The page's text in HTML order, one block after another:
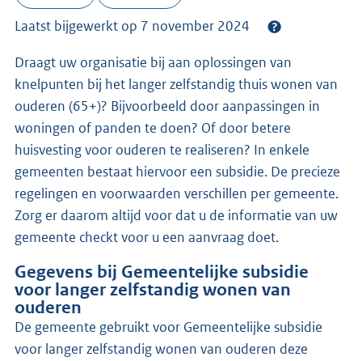
Laatst bijgewerkt op 7 november 2024
Draagt uw organisatie bij aan oplossingen van
knelpunten bij het langer zelfstandig thuis wonen van
ouderen (65+)? Bijvoorbeeld door aanpassingen in
woningen of panden te doen? Of door betere
huisvesting voor ouderen te realiseren? In enkele
gemeenten bestaat hiervoor een subsidie. De precieze
regelingen en voorwaarden verschillen per gemeente.
Zorg er daarom altijd voor dat u de informatie van uw
gemeente checkt voor u een aanvraag doet.
Gegevens bij Gemeentelijke subsidie
voor langer zelfstandig wonen van
ouderen
de gemeente gebruikt voor Gemeentelijke subsidie
voor langer zelfstandig wonen van ouderen deze